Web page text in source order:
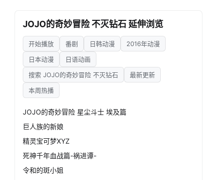
JOJO的奇妙冒险 不灭钻石 延伸浏览
开始播放 番剧 日韩动漫
2016年动漫
日本动漫
日语动画
搜索 JOJO的奇妙冒险 不灭钻石
最新更新
本周热播
JOJO的奇妙冒险 星尘斗士 埃及篇
巨人族的新娘
精灵宝可梦XYZ
死神千年血战篇-祸进谭-
令和的斑小姐